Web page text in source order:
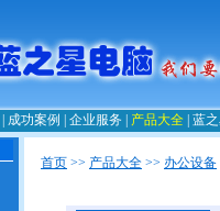
成功案例 企业服务 产品大全 蓝
首页 >> 产品大全 >> 办公设备